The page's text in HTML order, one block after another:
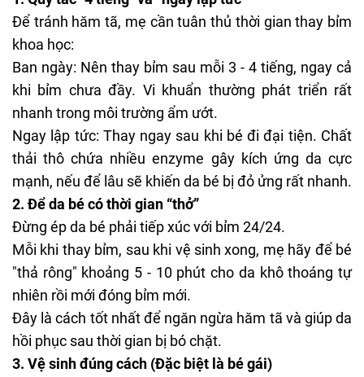
Để tránh hăm tã, mẹ cần tuân thủ thời gian thay bỉm
khoa học:
Ban ngày: Nên thay bỉm sau mỗi 3 - 4 tiếng, ngay cả
khi bỉm chưa đầy. Vi khuẩn thường phát triển rất
nhanh trong môi trường ẩm ướt.
Ngay lập tức: Thay ngay sau khi bé đi đại tiện. Chất
thải thô chứa nhiều enzyme gây kích ứng da cực
mạnh, nếu để lâu sẽ khiến da bé bị đỏ ửng rất nhanh.
2. Để da bé có thời gian “thở”
Đừng ép da bé phải tiếp xúc với bỉm 24/24.
Mỗi khi thay bỉm, sau khi vệ sinh xong, mẹ hãy để bé
"thả rông" khoảng 5 - 10 phút cho da khôthoáng tự
nhiên rồi mới đóng bỉm mới.
Đây là cách tốt nhất để ngăn ngừa hăm tã và giúp da
hồi phục sau thời gian bị bó chặt.
3. Vệ sinh đúng cách (Đặc biệt là bé gái)